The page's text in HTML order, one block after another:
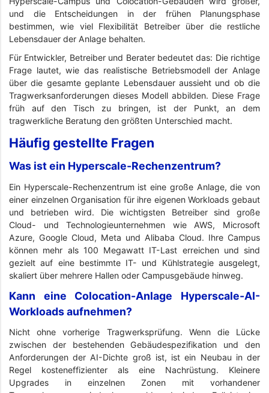
und die Entscheidungen in der frühen Planungsphase
bestimmen, wie viel Flexibilität Betreiber über die restliche
Lebensdauer der Anlage behalten.
Für Entwickler, Betreiber und Berater bedeutet das: Die richtige
Frage lautet, wie das realistische Betriebsmodell der Anlage
über die gesamte geplante Lebensdauer aussieht und ob die
Tragwerksanforderungen dieses Modell abbilden. Diese Frage
früh auf den Tisch zu bringen, ist der Punkt, an dem
tragwerkliche Beratung den größten Unterschied macht.
Häufig gestellte Fragen
Was ist ein Hyperscale-Rechenzentrum?
Ein Hyperscale-Rechenzentrum ist eine große Anlage, die von
einer einzelnen Organisation für ihre eigenen Workloads gebaut
und betrieben wird. Die wichtigsten Betreiber sind große
Cloud- und Technologieunternehmen wie AWS, Microsoft
Azure, Google Cloud, Meta und Alibaba Cloud. Ihre Campus
können mehr als 100 Megawatt IT-Last erreichen und sind
gezielt auf eine bestimmte IT- und Kühlstrategie ausgelegt,
skaliert über mehrere Hallen oder Campusgebäude hinweg.
Kann eine Colocation-Anlage Hyperscale-AI-
Workloads aufnehmen?
Nicht ohne vorherige Tragwerksprüfung. Wenn die Lücke
zwischen der bestehenden Gebäudespezifikation und den
Anforderungen der AI-Dichte groß ist, ist ein Neubau in der
Regel kosteneffizienter als eine Nachrüstung. Kleinere
Upgrades in einzelnen Zonen mit vorhandener